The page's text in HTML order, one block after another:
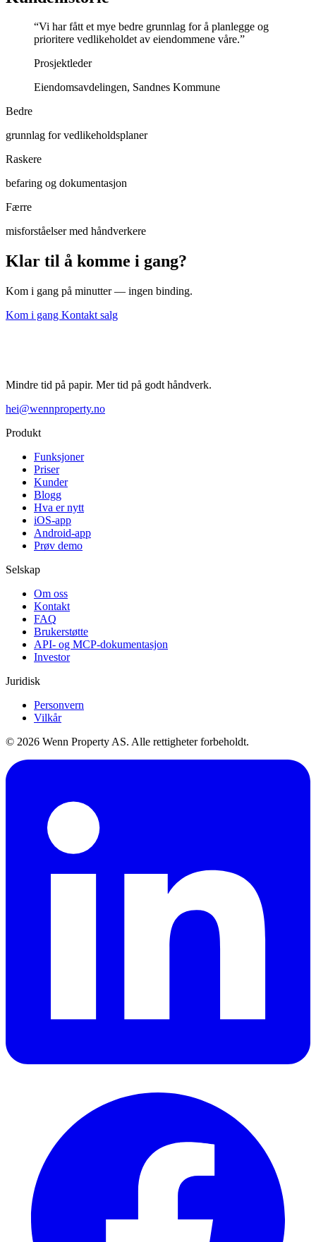
“Vi har fått et mye bedre grunnlag for å planlegge og
prioritere vedlikeholdet av eiendommene våre.”
Prosjektleder
Eiendomsavdelingen, Sandnes Kommune
Bedre
grunnlag for vedlikeholdsplaner
Raskere
befaring og dokumentasjon
Færre
misforståelser med håndverkere
Klar til å komme i gang?
Kom i gang på minutter — ingen binding.
Kom i gang Kontakt salg
Mindre tid på papir. Mer tid på godt håndverk.
hei@wennproperty.no
Produkt
Funksjoner
Priser
Kunder
Blogg
Hva er nytt
iOS-app
Android-app
Prøv demo
Selskap
Om oss
Kontakt
FAQ
Brukerstøtte
API- og MCP-dokumentasjon
Investor
Juridisk
Personvern
Vilkår
© 2026 Wenn Property AS. Alle rettigheter forbeholdt.